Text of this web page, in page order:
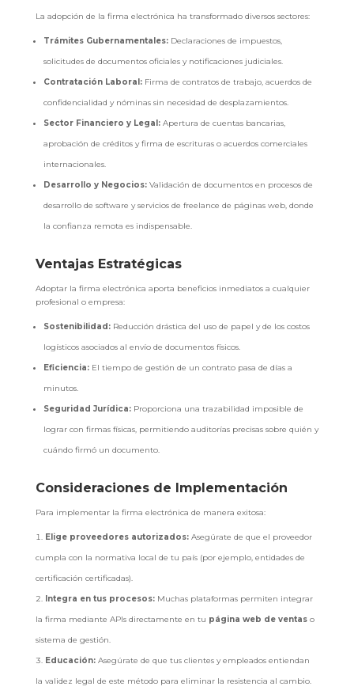
La adopción de la firma electrónica ha transformado diversos sectores:
Trámites Gubernamentales:Declaraciones de impuestos,
solicitudes de documentos oficiales y notificaciones judiciales.
Contratación Laboral:Firma de contratos de trabajo, acuerdos de
confidencialidad y nóminas sin necesidad de desplazamientos.
Sector Financiero y Legal:Apertura de cuentas bancarias,
aprobación de créditos y firma de escrituras o acuerdos comerciales
internacionales.
Desarrollo y Negocios:Validación de documentos en procesos de
desarrollo de software y servicios de freelance de páginas web, donde
la confianza remota es indispensable.
Ventajas Estratégicas
Adoptar la firma electrónica aporta beneficios inmediatos a cualquier
profesional o empresa:
Sostenibilidad:Reducción drástica del uso de papel y de los costos
logísticos asociados al envío de documentos físicos.
Eficiencia:El tiempo de gestión de un contrato pasa de días a
minutos.
Seguridad Jurídica:Proporciona una trazabilidad imposible de
lograr con firmas físicas, permitiendo auditorías precisas sobre quién y
cuándo firmó un documento.
Consideraciones de Implementación
Para implementar la firma electrónica de manera exitosa:
Elige proveedores autorizados:Asegúrate de que el proveedor
cumpla con la normativa local de tu país (por ejemplo, entidades de
certificación certificadas).
Integra en tus procesos:Muchas plataformas permiten integrar
la firma mediante APIs directamente en tu página web de ventaso
sistema de gestión.
Educación:Asegúrate de que tus clientes y empleados entiendan
la validez legal de este método para eliminar la resistencia al cambio.